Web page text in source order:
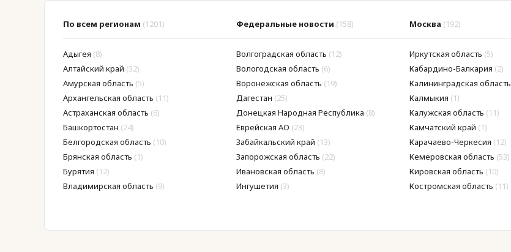
По всем регионам (1201) Федеральные новости (158) Москва (192)
Адыгея (8)
Алтайский край (32)
Амурская область (5)
Архангельская область (11)
Астраханская область (6)
Башкортостан (24)
Белгородская область (10)
Брянская область (1)
Бурятия (12)
Владимирская область (9)
Волгоградская область (12)
Вологодская область (6)
Воронежская область (19)
Дагестан (25)
Донецкая Народная Республика (8)
Еврейская АО (23)
Забайкальский край (13)
Запорожская область (22)
Ивановская область (8)
Ингушетия (3)
Иркутская область (5)
Кабардино-Балкария (2)
Калининградская область
Калмыкия (1)
Калужская область (11)
Камчатский край (1)
Карачаево-Черкесия (12)
Кемеровская область (53)
Кировская область (10)
Костромская область (11)